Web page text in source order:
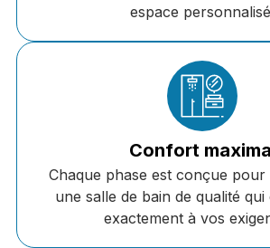
espace
Confort
Chaque phase est conçue
une salle de bain de qualité
exactement à vos